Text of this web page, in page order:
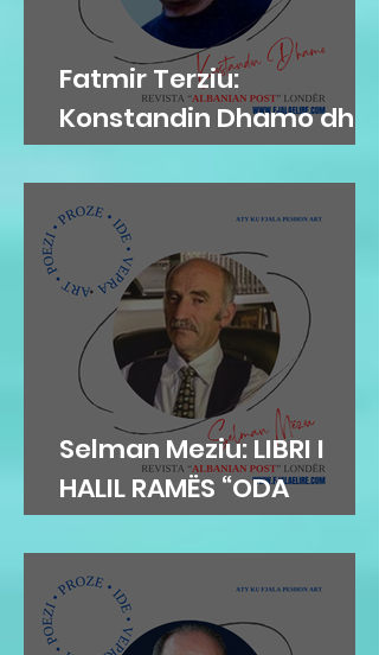
Fatmir Terziu:
Konstandin Dhamo dhe
diksursi i variacionit
Selman Meziu: LIBRI I
HALIL RAMËS “ODA
DIBRANE”